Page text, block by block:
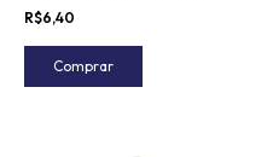
R$6,40
Comprar